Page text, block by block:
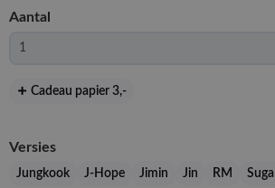
Aantal
Cadeau papier 3,-
Versies
Jungkook J-Hope Jimin Jin RM Suga